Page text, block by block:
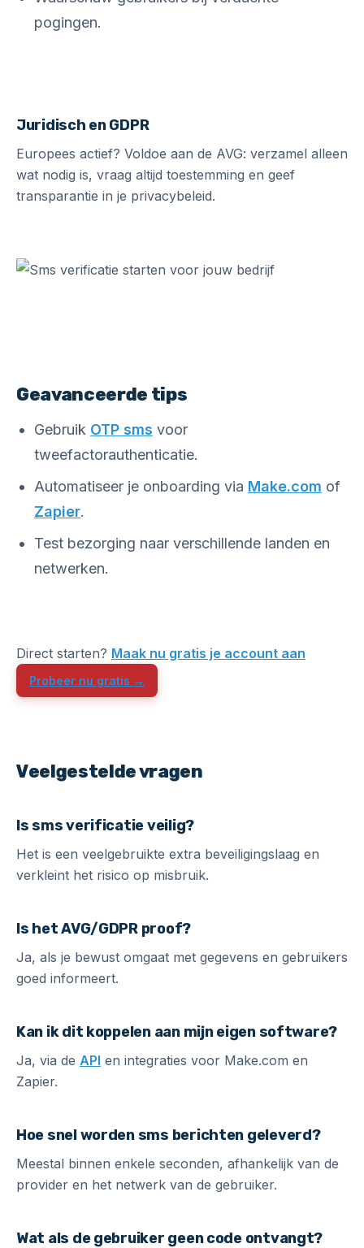
pogingen.
Juridisch en GDPR
Europees actief? Voldoe aan de AVG: verzamel alleen
wat nodig is, vraag altijd toestemming en geef
transparantie in je privacybeleid.
Geavanceerde tips
Gebruik OTP sms voor
tweefactorauthenticatie.
Automatiseer je onboarding via Make.com of
Zapier.
Test bezorging naar verschillende landen en
netwerken.
Direct starten? Maak nu gratis je account aan
Probeer nu gratis →
Veelgestelde vragen
Is sms verificatie veilig?
Het is een veelgebruikte extra beveiligingslaag en
verkleint het risico op misbruik.
Is het AVG/GDPR proof?
Ja, als je bewust omgaat met gegevens en gebruikers
goed informeert.
Kan ik dit koppelen aan mijn eigen software?
Ja, via de API en integraties voor Make.com en
Zapier.
Hoe snel worden sms berichten geleverd?
Meestal binnen enkele seconden, afhankelijk van de
provider en het netwerk van de gebruiker.
Wat als de gebruiker geen code ontvangt?